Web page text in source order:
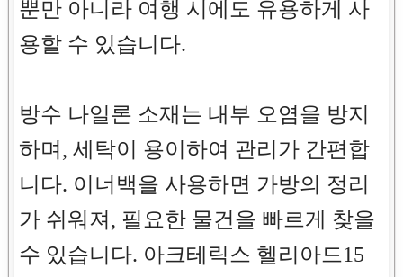
뿐만 아니라 여행 시에도 유용하게 사
용할 수 있습니다.
방수 나일론 소재는 내부 오염을 방지
하며, 세탁이 용이하여 관리가 간편합
니다. 이너백을 사용하면 가방의 정리
가 쉬워져, 필요한 물건을 빠르게 찾을
수 있습니다. 아크테릭스 헬리아드15